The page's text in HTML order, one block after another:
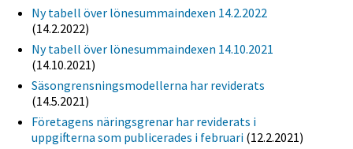
Ny tabell över lönesummaindexen 14.2.2022
(14.2.2022)
Ny tabell över lönesummaindexen 14.10.2021
(14.10.2021)
Säsongrensningsmodellerna har reviderats
(14.5.2021)
Företagens näringsgrenar har reviderats i
uppgifterna som publicerades i februari (12.2.2021)